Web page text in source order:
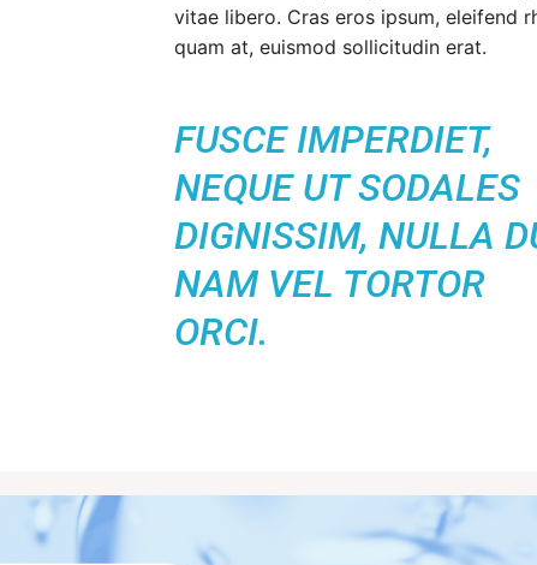
vitae libero. Cras eros ipsum, eleifend
quam at, euismod sollicitudin erat.
FUSCE IMPERDIET,
NEQUE UT SODALES
DIGNISSIM, NULLA
NAM VEL TORTOR
ORCI.